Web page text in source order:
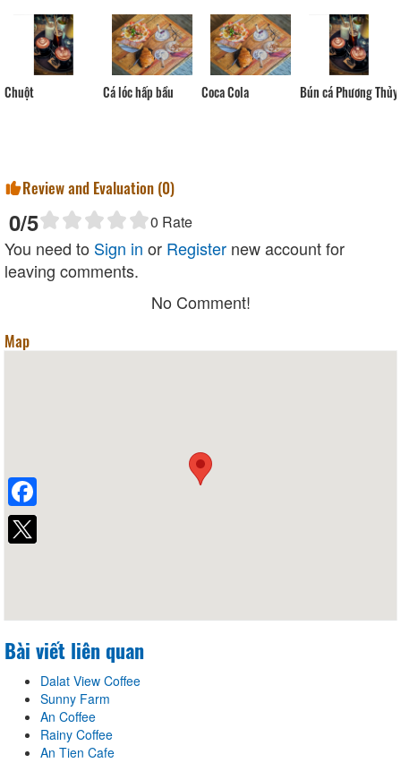
Chuột Cá lóc hấp bầu Coca Cola Bún cá Phương Thủy
Review and Evaluation (0)
0/5 0 Rate
You need to Sign in or Register new account for
leaving comments.
No Comment!
Map
Bài viết liên quan
Dalat View Coffee
Sunny Farm
An Coffee
Rainy Coffee
An Tien Cafe
Facebook